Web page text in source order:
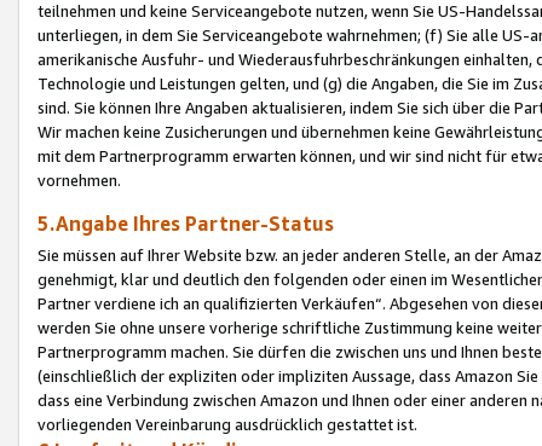
teilnehmen und keine Serviceangebote nutzen, wenn Sie US-
unterliegen, in dem Sie Serviceangebote wahrnehmen; (f) Sie alle
amerikanische Ausfuhr- und Wiederausfuhrbeschränkungen
Technologie und Leistungen gelten, und (g) die Angaben, die Sie im
sind. Sie können Ihre Angaben aktualisieren, indem Sie sich über die
Wir machen keine Zusicherungen und übernehmen keine
mit dem Partnerprogramm erwarten können, und wir sind nicht für
vornehmen.
5.Angabe Ihres Partner-Status
Sie müssen auf Ihrer Website bzw. an jeder anderen Stelle, an der
genehmigt, klar und deutlich den folgenden oder einen im
Partner verdiene ich an qualifizierten Verkäufen“. Abgesehen von
werden Sie ohne unsere vorherige schriftliche Zustimmung keine
Partnerprogramm machen. Sie dürfen die zwischen uns und Ihnen
(einschließlich der expliziten oder impliziten Aussage, dass Amazon
dass eine Verbindung zwischen Amazon und Ihnen oder einer
vorliegenden Vereinbarung ausdrücklich gestattet ist.